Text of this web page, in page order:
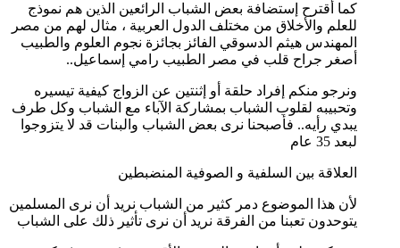
كما أقترح إستضافة بعض الشباب الرائعين الذين هم نموذج
للعلم والأخلاق من مختلف الدول العربية ، مثال لهم من مصر
المهندس هيثم الدسوقي الفائز بجائزة نجوم العلوم والطبيب
أصغر جراح قلب في مصر الطبيب رامي إسماعيل..
ونرجو منكم إفراد حلقة أو إثنتين عن الزواج كيفية تيسيره
وتحبيبه لقلوب الشباب بمشاركة الآباء مع الشباب وكل طرف
يبدي رأيه.. فأصبحنا نرى بعض الشباب والبنات قد لا يتزوجوا
العلاقة بين السلفية و الصوفية المنضبطين
لأن هذا الموضوع دمر كثير من الشباب نريد أن نرى المسلمين
يتوحدون تعبنا من الفرقة نريد أن نرى تأثير ذلك على الشباب